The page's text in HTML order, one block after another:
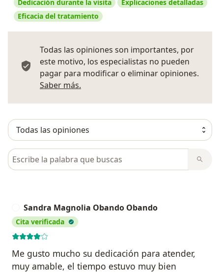
Dedicación durante la visita
Explicaciones detalladas
Eficacia del tratamiento
Todas las opiniones son importantes, por
este motivo, los especialistas no pueden
pagar para modificar o eliminar opiniones.
Saber más.
Busca en opiniones
Sandra Magnolia Obando Obando
Cita verificada
Me gusto mucho su dedicación para atender,
muy amable, el tiempo estuvo muy bien